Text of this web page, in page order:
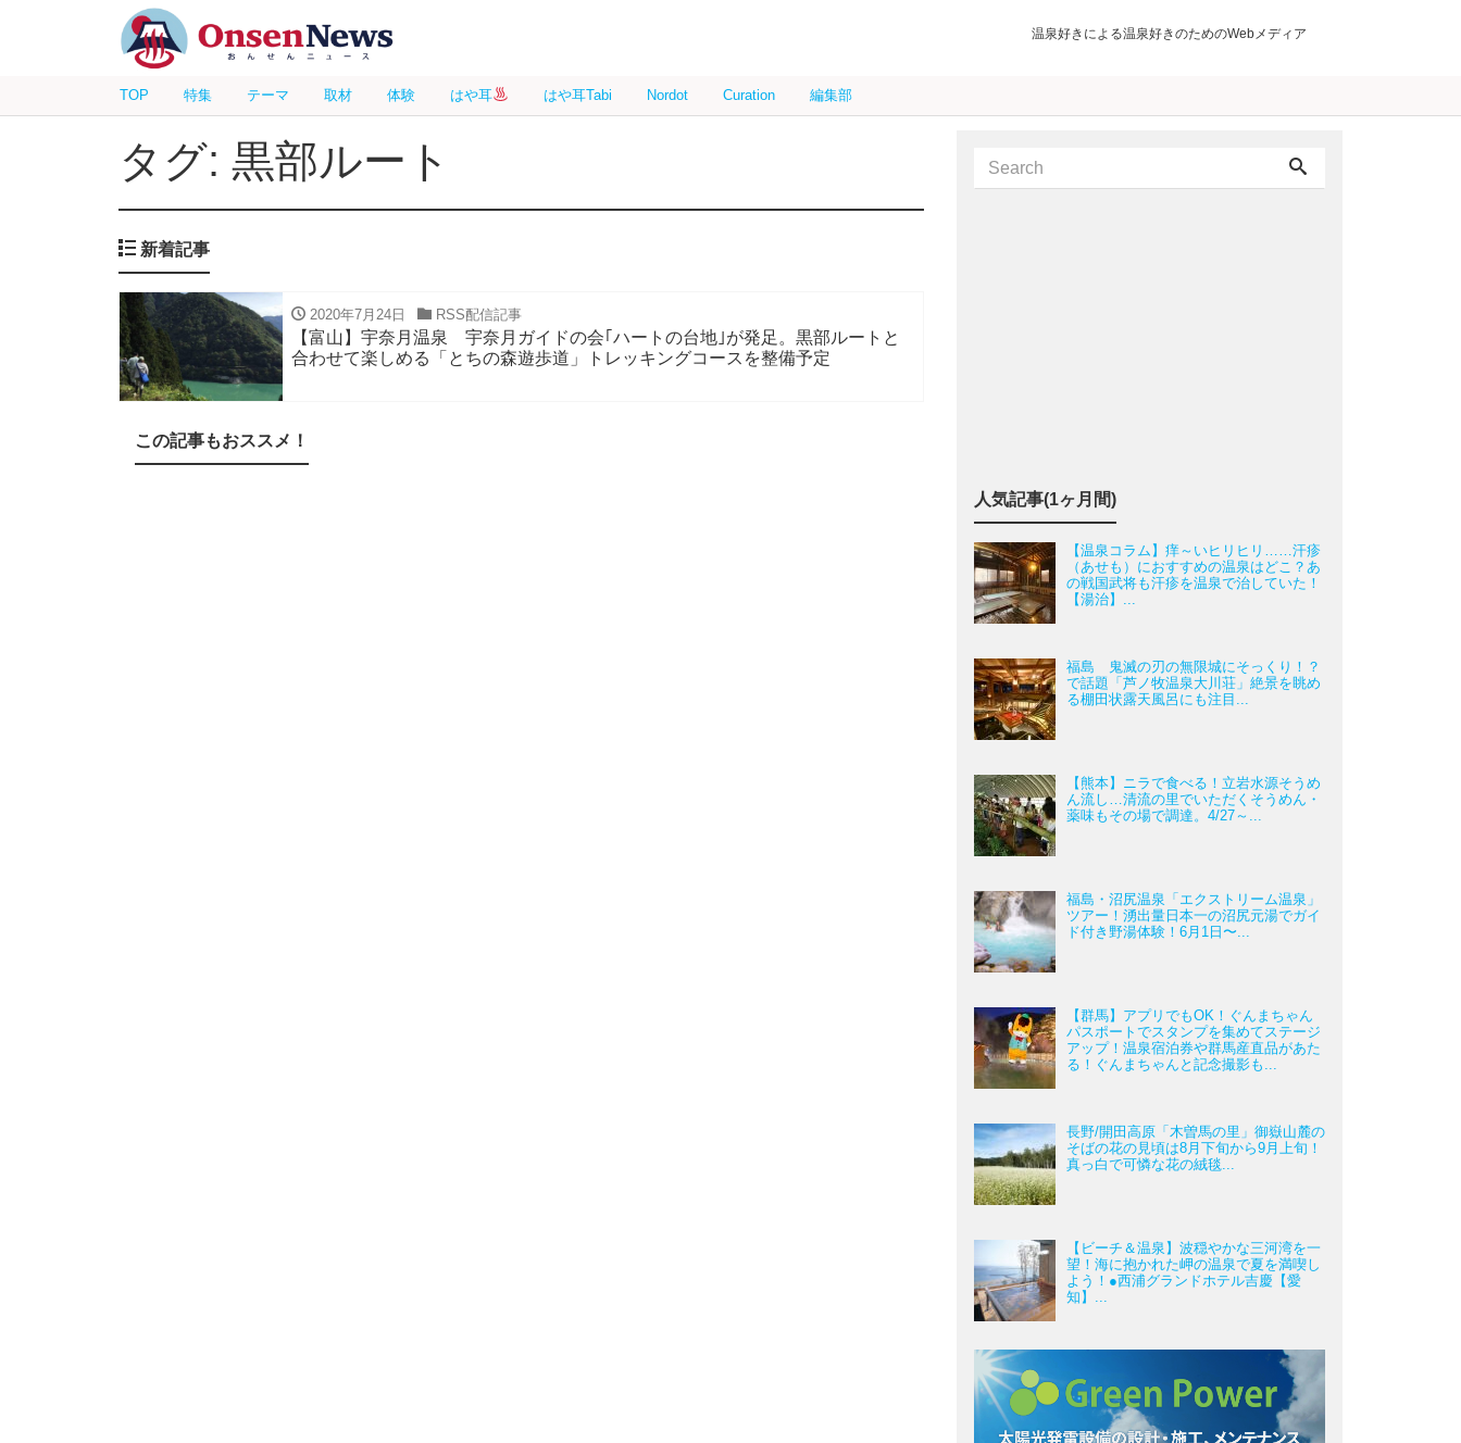
温泉好きによる温泉好きのためのWebメディア
TOP 特集 テーマ 取材 体験 はや耳 はや耳Tabi Nordot Curation 編集部
タグ: 黒部ルート
新着記事
2020年7月24日 RSS配信記事
【富山】宇奈月温泉 宇奈月ガイドの会｢ハートの台地｣が発足。黒部ルートと
合わせて楽しめる「とちの森遊歩道」トレッキングコースを整備予定
この記事もおススメ！
人気記事(1ヶ月間)
【温泉コラム】痒～いヒリヒリ……汗疹
（あせも）におすすめの温泉はどこ？あ
の戦国武将も汗疹を温泉で治していた！
【湯治】...
福島 鬼滅の刃の無限城にそっくり！？
で話題「芦ノ牧温泉大川荘」絶景を眺め
る棚田状露天風呂にも注目...
【熊本】ニラで食べる！立岩水源そうめ
ん流し…清流の里でいただくそうめん・
薬味もその場で調達。4/27～...
福島・沼尻温泉「エクストリーム温泉」
ツアー！湧出量日本一の沼尻元湯でガイ
ド付き野湯体験！6月1日〜...
【群馬】アプリでもOK！ぐんまちゃん
パスポートでスタンプを集めてステージ
アップ！温泉宿泊券や群馬産直品があた
る！ぐんまちゃんと記念撮影も...
長野/開田高原「木曽馬の里」御嶽山麓の
そばの花の見頃は8月下旬から9月上旬！
真っ白で可憐な花の絨毯...
【ビーチ＆温泉】波穏やかな三河湾を一
望！海に抱かれた岬の温泉で夏を満喫し
よう！●西浦グランドホテル吉慶【愛
知】...